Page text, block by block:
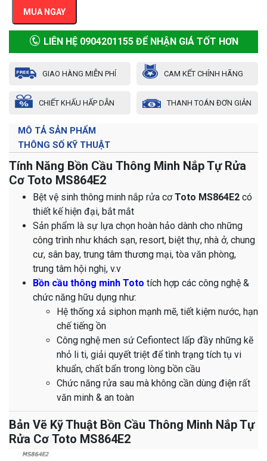
MUA NGAY
LIÊN HỆ 0904201155 ĐỂ NHẬN GIÁ TỐT HƠN
GIAO HÀNG MIỄN PHÍ CAM KẾT CHÍNH HÃNG
CHIẾT KHẤU HẤP DẪN THANH TOÁN ĐƠN GIẢN
MÔ TẢ SẢN PHẨM
THÔNG SỐ KỸ THUẬT
Tính Năng Bồn Cầu Thông Minh Nắp Tự Rửa
Cơ Toto MS864E2
Bệt vệ sinh thông minh nắp rửa cơToto MS864E2 có
thiết kế hiện đại, bắt mắt
Sản phẩm là sự lựa chọn hoàn hảo dành cho những
công trình như khách sạn, resort, biệt thự, nhà ở, chung
cư, sân bay, trung tâm thương mại, tòa văn phòng,
trung tâm hội nghị, v.v
Bồn cầu thông minh Toto tích hợp các công nghệ &
chức năng hữu dụng như:
Hệ thống xả siphon mạnh mẽ, tiết kiệm nước, hạn
chế tiếng ồn
Công nghệ men sứ Cefiontect lấp đầy những kẽ
nhỏ li ti, giải quyết triệt để tình trạng tích tụ vi
khuẩn, chất bẩn trong lòng bồn cầu
Chức năng rửa sau mà không cần dùng điện rất
văn minh & an toàn
Bản Vẽ Kỹ Thuật Bồn Cầu Thông Minh Nắp Tự
Rửa Cơ Toto MS864E2